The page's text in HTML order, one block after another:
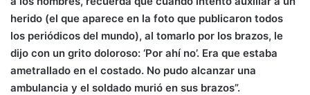
herido (el que aparece en la foto que publicaron todos
los periódicos del mundo), al tomarlo por los brazos, le
dijo con un grito doloroso: ‘Por ahí no’. Era que estaba
ametrallado en el costado. No pudo alcanzar una
ambulancia y el soldado murió en sus brazos”.